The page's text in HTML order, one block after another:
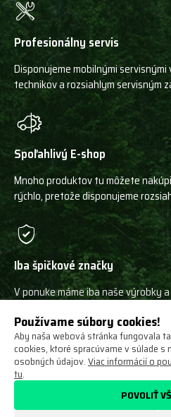
Profesionálny servis
Disponujeme mobilnými
technikov a rozsiahlym servisným
Spoľahlivý E-shop
Mnoho produktov tu môžete
rýchlo, pretože disponujeme
Iba špičkové značky
V ponuke máme iba naše výrobky
Ochrana osobných údajov
Odstúpenie od zmluvyO
Používame súbory cookies!
Aby naša webová stránka fungovala
cookies, ktoré spracúvame v súlade s
osobných údajov.Viac informácií o
tu.
POVOLIŤ